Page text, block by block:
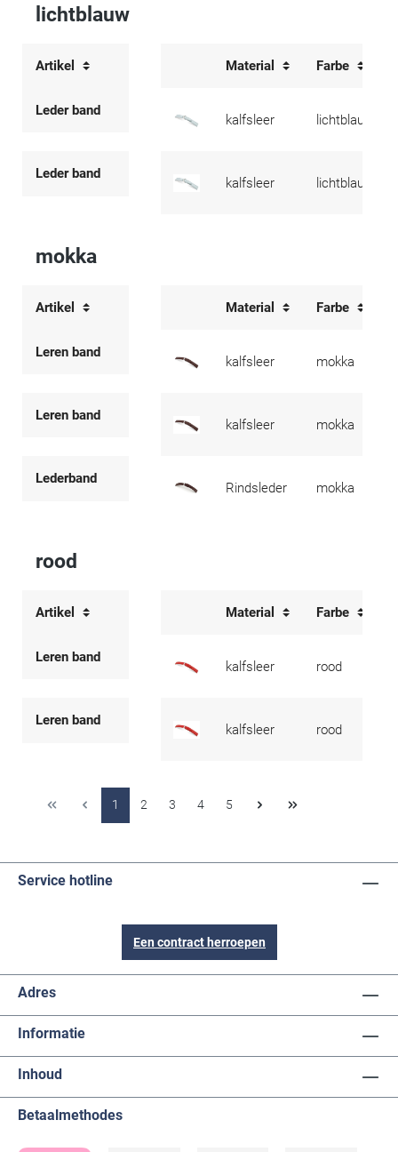
lichtblauw
Artikel Material Farbe
Leder band
kalfsleer lichtblauw
Leder band
kalfsleer lichtblauw
mokka
Artikel Material Farbe
Leren band
kalfsleer mokka
Leren band
kalfsleer mokka
Lederband
Rindsleder mokka
rood
Artikel Material Farbe
Leren band
kalfsleer rood
Leren band
kalfsleer rood
1 2 3 4 5
Service hotline
Een contract herroepen
Adres
Informatie
Inhoud
Betaalmethodes